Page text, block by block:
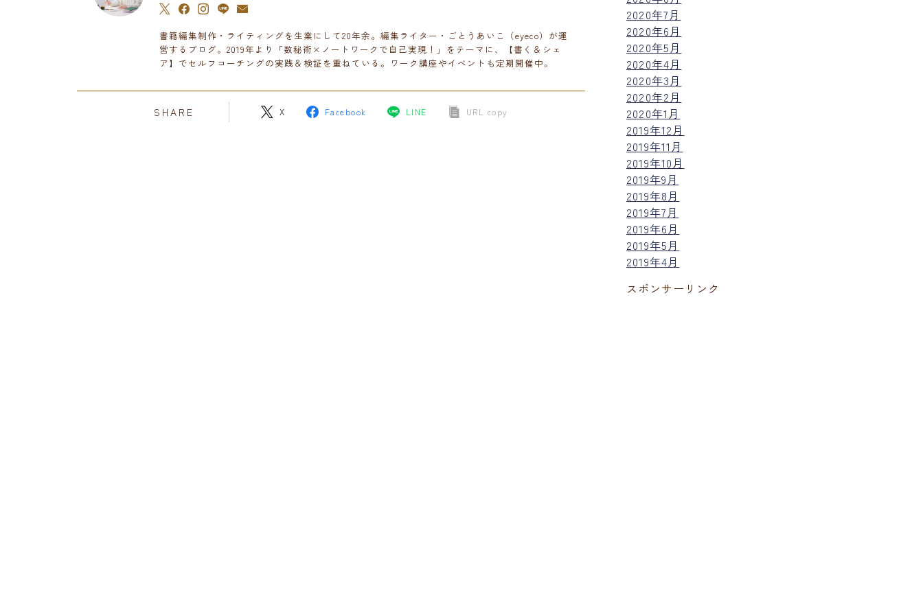
書籍編集制作・ライティングを生業にして20年余。編集ライター・ごとうあいこ（eyeco）が運
営するブログ。2019年より「数秘術×ノートワークで自己実現！」をテーマに、【書く＆シェ
ア】でセルフコーチングの実践＆検証を重ねている。ワーク講座やイベントも定期開催中。
SHARE X Facebook LINE URL copy
2020年7月
2020年6月
2020年5月
2020年4月
2020年3月
2020年2月
2020年1月
2019年12月
2019年11月
2019年10月
2019年9月
2019年8月
2019年7月
2019年6月
2019年5月
2019年4月
スポンサーリンク